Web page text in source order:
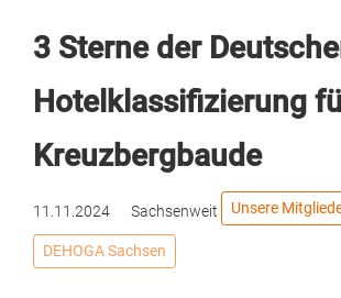
3 Sterne der
Hotelklassifizierung
Kreuzbergbaude
11.11.2024 Sachsenweit Unsere
DEHOGA Sachsen